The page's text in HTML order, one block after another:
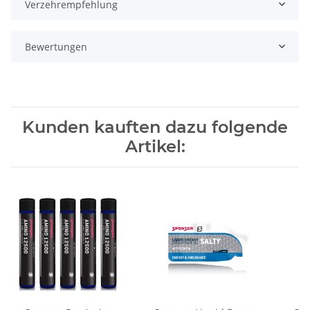
Verzehrempfehlung
Bewertungen
Kunden kauften dazu folgende
Artikel: